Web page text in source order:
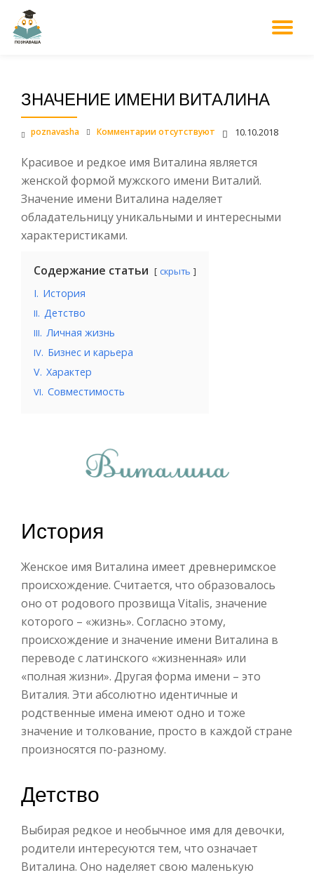
Перейти
ЗНАЧЕНИЕ ИМЕНИ ВИТАЛИНА
poznavasha 10.10.2018
Комментарии отсутствуют
Красивое и редкое имя Виталина является
женской формой мужского имени Виталий.
Значение имени Виталина наделяет
обладательницу уникальными и интересными
характеристиками.
Содержание статьи скрыть
I. История
II. Детство
III. Личная жизнь
IV. Бизнес и карьера
V. Характер
VI. Совместимость
История
Женское имя Виталина имеет древнеримское
происхождение. Считается, что образовалось
оно от родового прозвища Vital­is, значение
которого – «жизнь». Согласно этому,
происхождение и значение имени Виталина в
переводе с латинского «жизненная» или
«полная жизни». Другая форма имени – это
Виталия. Эти абсолютно идентичные и
родственные имена имеют одно и тоже
значение и толкование, просто в каждой стране
произносятся по-разному.
Детство
Выбирая редкое и необычное имя для девочки,
родители интересуются тем, что означает
Виталина. Оно наделяет свою маленькую